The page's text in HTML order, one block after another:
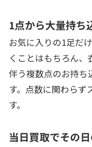
1点から大量持ち
お気に入りの1足だ
くことはもちろん
伴う複数点のお持ち
す。点数に関わらず
す。
当日買取でその